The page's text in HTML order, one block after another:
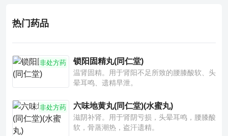
热门药品
非处方药 锁阳固精丸(同仁堂)
温肾固精。用于肾阳不足所致的腰膝酸软、头
晕耳鸣、遗精早泄。
非处方药 六味地黄丸(同仁堂)(水蜜丸)
滋阴补肾。用于肾阴亏损，头晕耳鸣，腰膝酸
软，骨蒸潮热，盗汗遗精。